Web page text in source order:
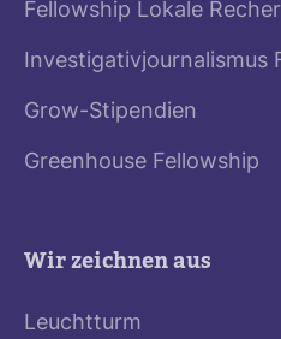
Fellowship Lokale
Investigativjournalismus
Grow-Stipendien
Greenhouse Fellowship
Wir zeichnen aus
Leuchtturm